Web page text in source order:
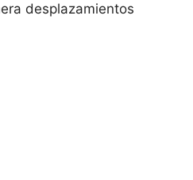
desplazamientos